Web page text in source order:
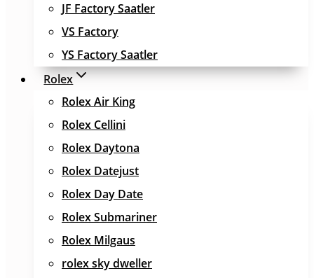
JF Factory Saatler
VS Factory
YS Factory Saatler
Rolex
Rolex Air King
Rolex Cellini
Rolex Daytona
Rolex Datejust
Rolex Day Date
Rolex Submariner
Rolex Milgaus
rolex sky dweller